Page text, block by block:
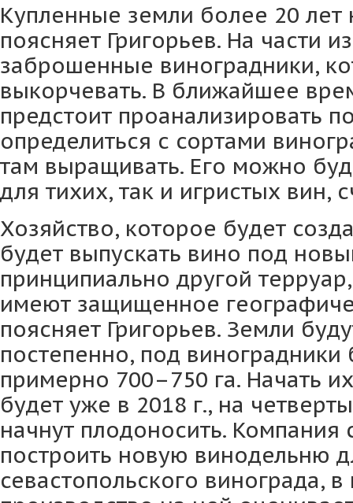
Купленные земли более 20 лет
поясняет Григорьев. На части
заброшенные виноградники,
выкорчевать. В ближайшее
предстоит проанализировать
определиться с сортами
там выращивать. Его можно
для тихих, так и игристых вин,
Хозяйство, которое будет
будет выпускать вино под
принципиально другой
имеют защищенное
поясняет Григорьев. Земли
постепенно, под виноградники
примерно 700–750 га. Начать
будет уже в 2018 г., на
начнут плодоносить. Компания
построить новую винодельню
севастопольского винограда,